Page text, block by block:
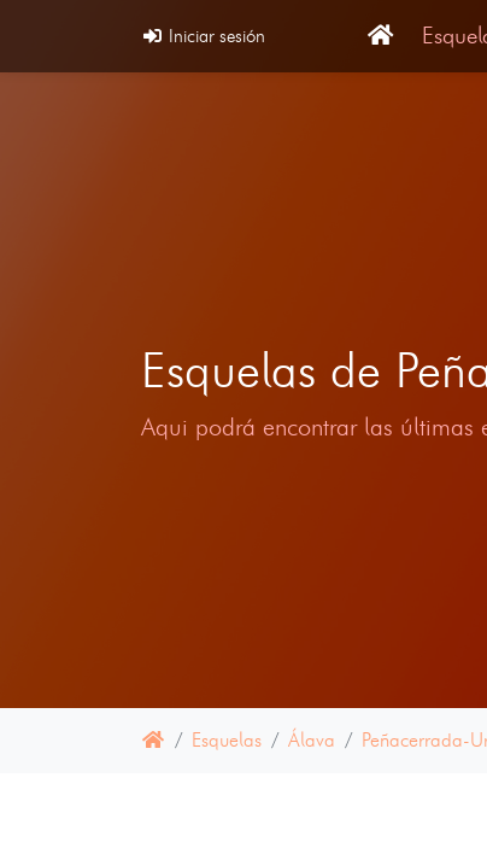
Iniciar sesión
Esquelas de
Aqui podrá encontrar las últimas
Esquelas Álava Peñacerrada-